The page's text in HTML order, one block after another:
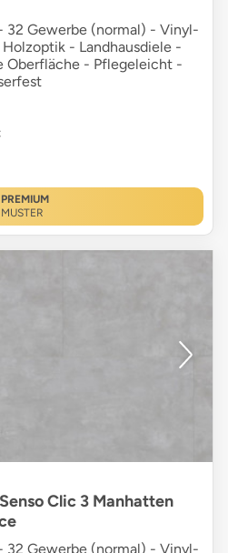
Gewerbe (normal) - Vinyl-
- Landhausdiele -
Oberfläche - Pflegeleicht -
PREMIUM
MUSTER
Clic 3 Manhatten
Gewerbe (normal) - Vinyl-